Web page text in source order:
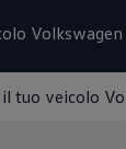
Volkswagen
tuo veicolo